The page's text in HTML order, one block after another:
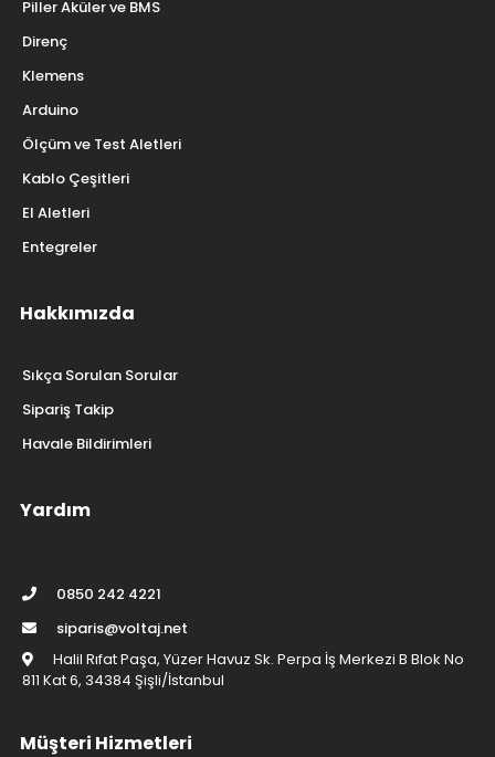
Piller Aküler ve BMS
Direnç
Klemens
Arduino
Ölçüm ve Test Aletleri
Kablo Çeşitleri
El Aletleri
Entegreler
Hakkımızda
Sıkça Sorulan Sorular
Sipariş Takip
Havale Bildirimleri
Yardım
0850 242 4221
siparis@voltaj.net
Halil Rıfat Paşa, Yüzer Havuz Sk. Perpa İş Merkezi B Blok No
811 Kat 6, 34384 Şişli/İstanbul
Müşteri Hizmetleri